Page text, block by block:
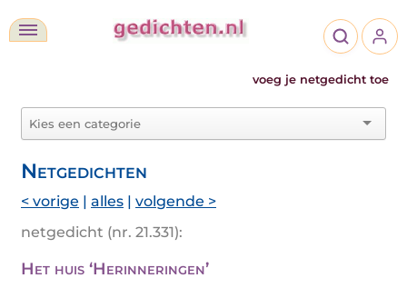
voeg je netgedicht toe
Netgedichten
< vorige | alles | volgende >
netgedicht (nr. 21.331):
Het huis ‘Herinneringen’